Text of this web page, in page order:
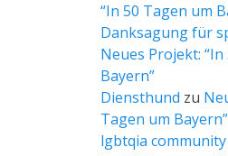
“In 50 Tagen um
Danksagung für
Neues Projekt:
Bayern”
Diensthund zu
Tagen um Bayern”
lgbtqia community